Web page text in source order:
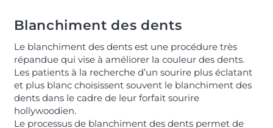
Blanchiment des dents
Le blanchiment des dents est une procédure très
répandue qui vise à améliorer la couleur des dents.
Les patients à la recherche d’un sourire plus éclatant
et plus blanc choisissent souvent le blanchiment des
dents dans le cadre de leur forfait sourire
hollywoodien.
Le processus de blanchiment des dents permet de